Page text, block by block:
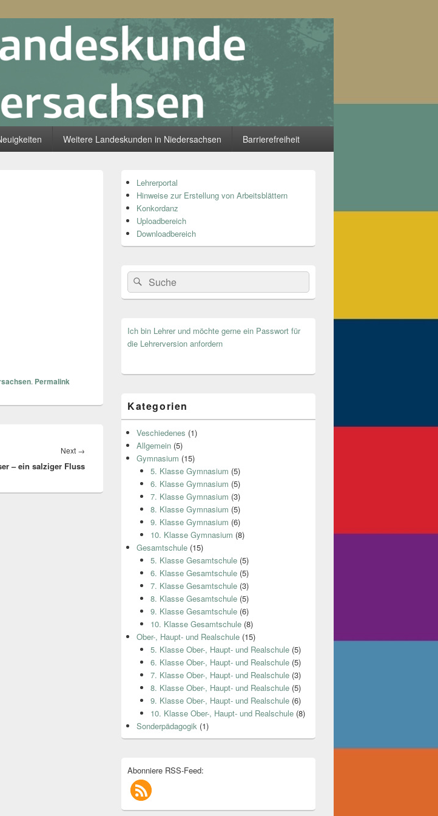
Weitere Landeskunden in Niedersachsen Barrierefreiheit
. Permalink
Next →
– ein salziger Fluss
Seitenleisten
Widget-
Bereich
Lehrerportal
Hinweise zur Erstellung von Arbeitsblättern
Konkordanz
Uploadbereich
Downloadbereich
Search
for:
Suche
Ich bin Lehrer und möchte gerne ein Passwort für
die Lehrerversion anfordern
Kategorien
Veschiedenes (1)
Allgemein (5)
Gymnasium (15)
5. Klasse Gymnasium (5)
6. Klasse Gymnasium (5)
7. Klasse Gymnasium (3)
8. Klasse Gymnasium (5)
9. Klasse Gymnasium (6)
10. Klasse Gymnasium (8)
Gesamtschule (15)
5. Klasse Gesamtschule(5)
6. Klasse Gesamtschule(5)
7. Klasse Gesamtschule(3)
8. Klasse Gesamtschule(5)
9. Klasse Gesamtschule(6)
10. Klasse Gesamtschule(8)
Ober-, Haupt- und Realschule (15)
5. Klasse Ober-, Haupt- und Realschule(5)
6. Klasse Ober-, Haupt- und Realschule(5)
7. Klasse Ober-, Haupt- und Realschule(3)
8. Klasse Ober-, Haupt- und Realschule(5)
9. Klasse Ober-, Haupt- und Realschule(6)
10. Klasse Ober-, Haupt- und Realschule(8)
Sonderpädagogik (1)
Abonniere RSS-Feed: